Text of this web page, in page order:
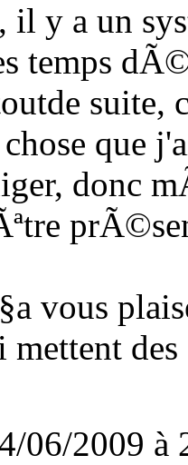
il y a un
temps
suite,
que
donc
vous
06/2009 à